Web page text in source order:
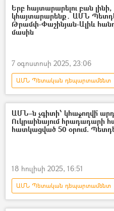
բանակցություններ
Ռուսաստան
Երբ հայտարարելու բան լինի,
կհայտարարենք․ ԱՄՆ
Թրամփ-Փաշինյան-Ալիև
մասին
7 օգոստոսի 2025, 23:06
ԱՄՆ Պետական դեպարտամենտ
Նիկոլ Փաշինյան
Իլհամ
Դոնալդ Թրամփ
ԱՄՆ
«Զանգեզուրի միջանցք»
ԱՄՆ–ն չգիտի՝ կհաջողվի՞
Ուկրաինայում հրադադարի
հատկացված 50 օրում.
18 հուլիսի 2025, 16:51
ԱՄՆ Պետական դեպարտամենտ